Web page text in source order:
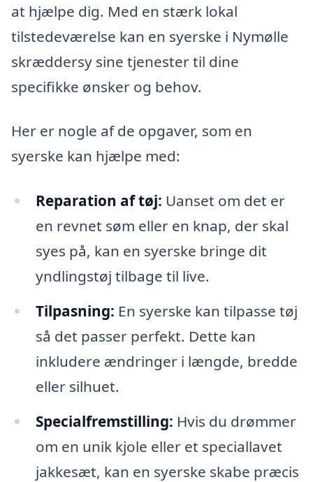
at hjælpe dig. Med en stærk lokal
tilstedeværelse kan en syerske i Nymølle
skræddersy sine tjenester til dine
specifikke ønsker og behov.
Her er nogle af de opgaver, som en
syerske kan hjælpe med:
Reparation af tøj: Uanset om det er
en revnet søm eller en knap, der skal
syes på, kan en syerske bringe dit
yndlingstøj tilbage til live.
Tilpasning: En syerske kan tilpasse tøj
så det passer perfekt. Dette kan
inkludere ændringer i længde, bredde
eller silhuet.
Specialfremstilling: Hvis du drømmer
om en unik kjole eller et speciallavet
jakkesæt, kan en syerske skabe præcis